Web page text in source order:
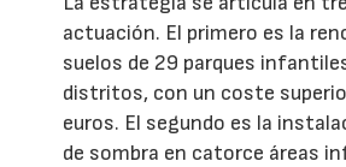
actuación. El primero es la
suelos de 29 parques
distritos, con un coste
euros. El segundo es la
de sombra en catorce áreas